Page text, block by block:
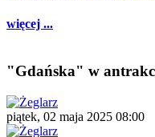
więcej ...
"Gdańska" w
piątek, 02 maja 2025 08:00